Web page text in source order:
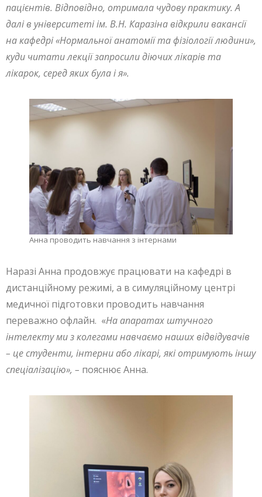
пацієнтів. Відповідно, отримала чудову практику. А
далі в університеті ім. В.Н. Каразіна відкрили вакансії
на кафедрі«Нормальної анатомії та фізіології людини»,
куди читати лекції запросили діючих лікарів та
лікарок, серед яких була і я».
Анна проводить навчання з інтернами
Наразі Анна продовжує працювати на кафедрі в
дистанційному режимі, а в симуляційному центрі
медичної підготовки проводить навчання
переважно офлайн. «На апаратах штучного
інтелекту ми з колегами навчаємо наших відвідувачів
– це студенти, інтерни або лікарі, які отримують іншу
спеціалізацію», – пояснює Анна.